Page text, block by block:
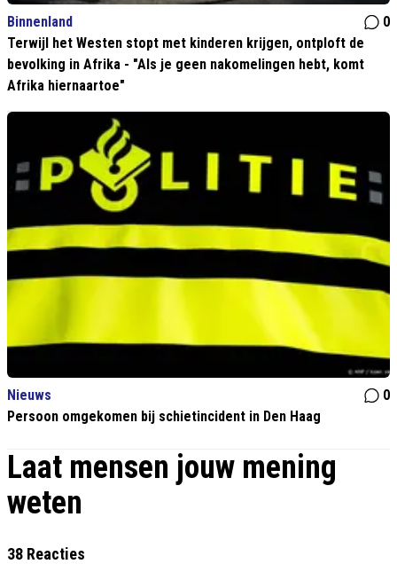
Binnenland
0
Terwijl het Westen stopt met kinderen krijgen, ontploft de
bevolking in Afrika - "Als je geen nakomelingen hebt, komt
Afrika hiernaartoe"
Nieuws
0
Persoon omgekomen bij schietincident in Den Haag
Laat mensen jouw mening
weten
38 Reacties